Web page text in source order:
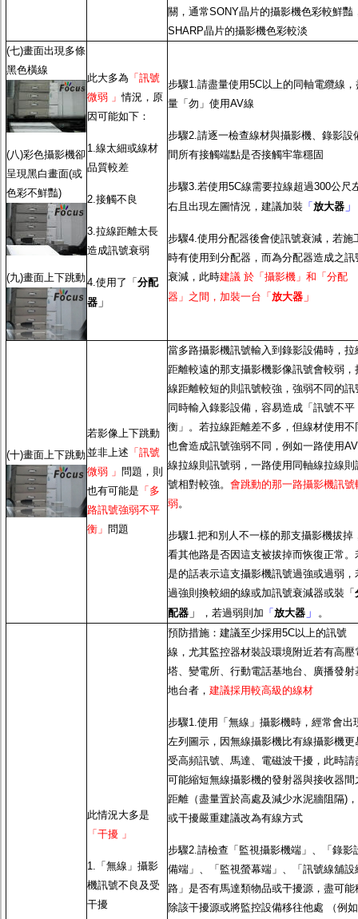
關，通常SONY晶片的攝影機色彩較鮮豔
SHARP晶片的攝影機色彩較淡
(七)畫面出現多條
黑色橫線
(八)彩色攝影機卻
呈現黑白畫面(或
色彩不鮮豔)
(九)畫面上下跳動
此大多為 「訊號
微弱 」情況，原
因可能如下：
1.線太細或線材
品質較差
2.接觸不良
3.拉線距離太長
造成訊號衰弱
4.使用了「 分配
器 」
步驟1.請盡量使用5C以上的同軸電纜線，
量「勿」使用AV線
步驟2.請逐一檢查線材與攝影機、錄影設
間所有接觸端點是否接觸牢靠穩固
步驟3.若使用5C線需要拉線超過300公尺
右且出現左圖情況，建議加裝 「 放大器 」
步驟4.使用分配器後會使訊號衰減，若施
時有使用到分配器，而為分配器造成之訊
衰減，此時建議 於「攝影機」和「分配
器」之間，加裝一台「 放大器 」
(十)畫面上下跳動
若影像上下跳動
並非上述 「訊號
微弱 」 問題，則
也有可能是 「多
路訊號強弱不平
衡」 問題
當多路攝影機訊號輸入到錄影設備時，拉
距離較遠的那支攝影機影像訊號會較弱，
線距離較短的則訊號較強，強弱不同的訊
同時輸入錄影設備，容易造成「訊號不平
衡」。若拉線距離差不多，但線材使用不
也會造成訊號強弱不同，例如一路使用AV
線拉線則訊號弱，一路使用同軸線拉線則
號相對較強。 會跳動的那一路攝影機訊號
弱。
步驟1.把和別人不一樣的那支攝影機拔掉
看其他路是否因這支被拔掉而恢復正常。
是的話表示這支攝影機訊號過強或過弱，
過強則換較細的線或加訊號衰減器或裝「
配器 」 ，若過弱則加 「 放大器 」 。
此情況大多是
「干擾 」
1.「無線」攝影
機訊號不良及受
干擾
預防措施：建議至少採用5C以上的訊號
線，尤其監控器材裝設環境附近若有高壓
塔、變電所、行動電話基地台、廣播發射
地台者， 建議採用較高級的線材
步驟1.使用「無線」攝影機時，經常會出
左列圖示，因無線攝影機比有線攝影機更
受高頻訊號、馬達、電磁波干擾，此時請
可能縮短無線攝影機的發射器與接收器間
距離（盡量置於高處及減少水泥牆阻隔)，
或干擾嚴重建議改為有線方式
步驟2.請檢查「監視攝影機端」、「錄影
備端」、「監視螢幕端」、「訊號線舖設
路」是否有馬達類物品或干擾源，盡可能
除該干擾源或將監控設備移往他處 （例如